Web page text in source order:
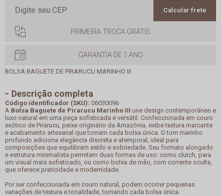
Calcular frete
PRIMEIRA TROCA GRÁTIS
GARANTIA DE 1 ANO
BOLSA BAGUETE DE PIRARUCU MARINHO III
Descrição completa
Código identificador (SKU): 06030096
A Bolsa Baguete de Pirarucu Marinho III une design contemporâneo e
luxo natural em uma peça sofisticada e versátil. Confeccionada em couro
exótico de Pirarucu, peixe originário da Amazônia, exibe textura marcante
e acabamento artesanal que tornam cada bolsa única. O tom marinho
profundo adiciona elegância discreta e atemporal, ideal para
composições que equilibram estilo e sobriedade. Seu formato alongado
e estrutura minimalista permitem duas formas de uso: como clutch, para
um visual mais sofisticado, ou como bolsa de mão, com corrente oculta,
que oferece praticidade e modernidade.
Por ser confeccionada em couro natural, podem ocorrer pequenas
variações de textura e tonalidade, tornando cada bolsa única.